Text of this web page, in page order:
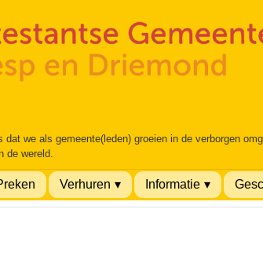
dat we als gemeente(leden) groeien in de verborgen
de wereld.
Verhuren Informatie